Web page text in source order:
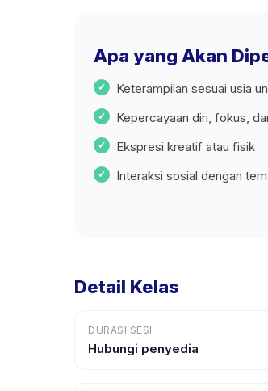
Apa yang Akan
Keterampilan sesuai usia
Kepercayaan diri, fokus,
Ekspresi kreatif atau fisik
Interaksi sosial dengan
Detail Kelas
DURASI SESI
Hubungi penyedia